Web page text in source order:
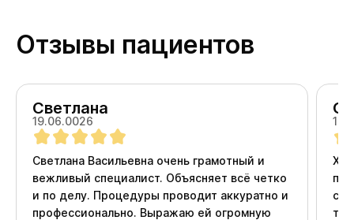
Отзывы пациентов
Светлана
19.06.0026
Светлана Васильевна очень грамотный и
вежливый специалист. Объясняет всё четко
и по делу. Процедуры проводит аккуратно и
профессионально. Выражаю ей огромную